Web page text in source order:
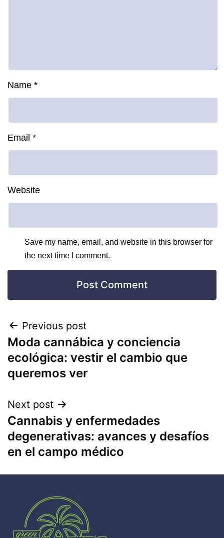
Name *
Email *
Website
Save my name, email, and website in this browser for
the next time I comment.
Previous post
Moda cannábica y conciencia
ecológica: vestir el cambio que
queremos ver
Next post
Cannabis y enfermedades
degenerativas: avances y desafíos
en el campo médico